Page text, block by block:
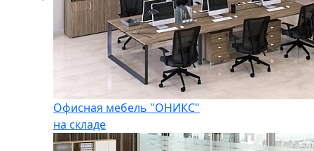
Офисная мебель "ОНИКС"
на складе